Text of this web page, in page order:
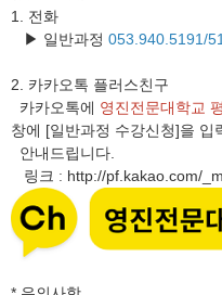
1. 전화
▶ 일반과정 053.940.5191/
2. 카카오톡 플러스친구
카카오톡에 영진전문대학교
창에 [일반과정 수강신청]을 입
안내드립니다.
링크 : http://pf.kakao.com/